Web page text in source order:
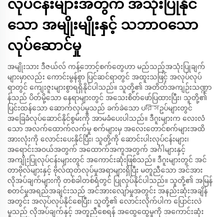
လုပ်ငန်းများအတွက် အသုံးပြုနိုင်
သော အမျိုးမျိုးနှင့် သဘာဝသော
လုပ်ဆောင်မှု
အမျိုးသား ဒီဇယ်လ် ကန့်ဘောင့်စက်တွေဟာ မည်သည့်အသုံးပြုချက်
များမှာလည်း ကောင်းမွန်စွာ ပြင်ဆင်ရာတွင် အထူးသဖြင့် အလုပ်လုပ်
ရာတွင် ကျေးဇူးများစွာရရှိနိုင်ပါသည်။ သူတို့၏ အတိတ်အကျဉ်းသဏ္ဍာ
န်သည် ပိတ်မို့သော နေရာများတွင် အသေးစိတ်ဖော်ပြထားပြီး၊ သူတို့၏
ပြင်းထန်သော ဆောက်လုပ်မှုသည် ခက်ခဲသော ပরিসဥပ်များတွင်
အခြေခံလုပ်ဆောင်နိုင်စွမ်းကို အာမခံပေးပါသည်။ ဒီဂူးများက လေးလံ
သော အလက်ထောက်လက်မှု စက်များမှ အလေးတောင်စက်များအထိ
အားလုံးကို လောင်းပေးနိုင်ပြီး၊ သူတို့ကို ဆောင်းပါးလုပ်ငန်းများ၊
အရောင်းအဝယ်အတွက် အထောက်အကူအတွက် အင်္ဂါများနှင့်
အကျိုးပြုလုပ်ငန်းများတွင် အကောင်းဆုံးဖြစ်သည်။ ဒီဂူးများတွင် အင်
တာဗိုလ်များနှင့် ဗိုလ်ထုတ်လုပ်မှုအရာများရှိပြီး မတူညီသော အင်အား
လိုအပ်ချက်များကို တစ်ခါတစ်ရံတွင် ပြုလုပ်နိုင်ပါသည်။ သူတို့၏ အမြန်
စတင်မှုအရည်အချင်းသည် အင်အားလျော်မှုအတွင်း အနည်းဆုံးအချိန်
အတွင်း အလုပ်လုပ်နိုင်စေပြီး၊ သူတို့၏ လောင်းလိုက်ပါက ပြောင်းလဲ
မှုသည် လိုအပ်ချက်နှင့် အတူညီစေရန် အထွေထွေမှုကို အကောင်းဆုံး